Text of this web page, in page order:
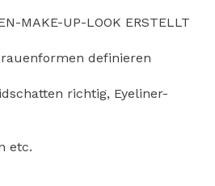
MAKE-UP-LOOK ERSTELLT
definieren
richtig, Eyeliner-
etc.